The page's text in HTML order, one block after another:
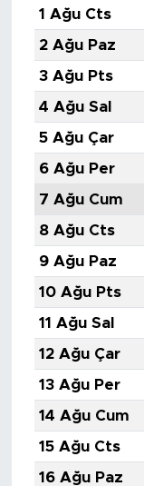
1 Ağu Cts
2 Ağu Paz
3 Ağu Pts
4 Ağu Sal
5 Ağu Çar
6 Ağu Per
7 Ağu Cum
8 Ağu Cts
9 Ağu Paz
10 Ağu Pts
11 Ağu Sal
12 Ağu Çar
13 Ağu Per
14 Ağu Cum
15 Ağu Cts
16 Ağu Paz